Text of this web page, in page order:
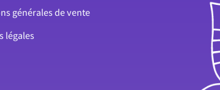
générales de vente
légales